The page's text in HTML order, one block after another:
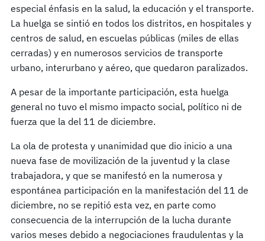
especial énfasis en la salud, la educación y el transporte.
La huelga se sintió en todos los distritos, en hospitales y
centros de salud, en escuelas públicas (miles de ellas
cerradas) y en numerosos servicios de transporte
urbano, interurbano y aéreo, que quedaron paralizados.
A pesar de la importante participación, esta huelga
general no tuvo el mismo impacto social, político ni de
fuerza que la del 11 de diciembre.
La ola de protesta y unanimidad que dio inicio a una
nueva fase de movilización de la juventud y la clase
trabajadora, y que se manifestó en la numerosa y
espontánea participación en la manifestación del 11 de
diciembre, no se repitió esta vez, en parte como
consecuencia de la interrupción de la lucha durante
varios meses debido a negociaciones fraudulentas y la